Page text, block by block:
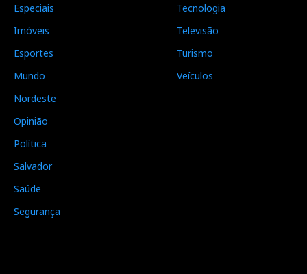
Especiais
Imóveis
Esportes
Mundo
Nordeste
Opinião
Política
Salvador
Saúde
Segurança
Tecnologia
Televisão
Turismo
Veículos